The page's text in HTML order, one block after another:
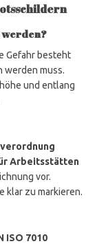
werden?
Gefahr besteht
werden muss.
und entlang
Arbeitsstätten
vor.
klar zu markieren.
ISO 7010